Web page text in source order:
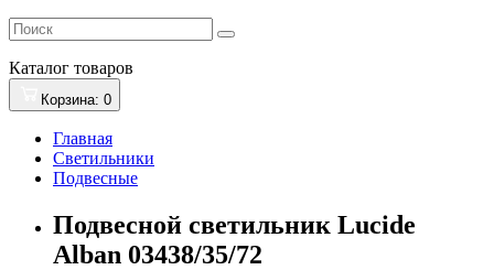
Каталог товаров
Корзина: 0
Главная
Светильники
Подвесные
Подвесной светильник Lucide
Alban 03438/35/72